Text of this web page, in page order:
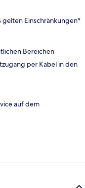
Einschränkungen*
Bereichen
per Kabel in den
auf dem